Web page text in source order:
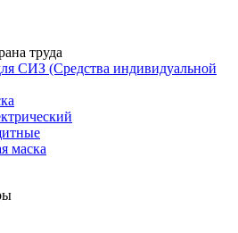
труда
СИЗ (Средства индивидуальной
маска